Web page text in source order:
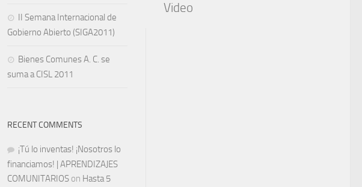
Video
II Semana Internacional de
Gobierno Abierto (SIGA2011)
Bienes Comunes A. C. se
suma a CISL 2011
RECENT COMMENTS
¡Tú lo inventas! ¡Nosotros lo
financiamos! | APRENDIZAJES
COMUNITARIOS on Hasta 5